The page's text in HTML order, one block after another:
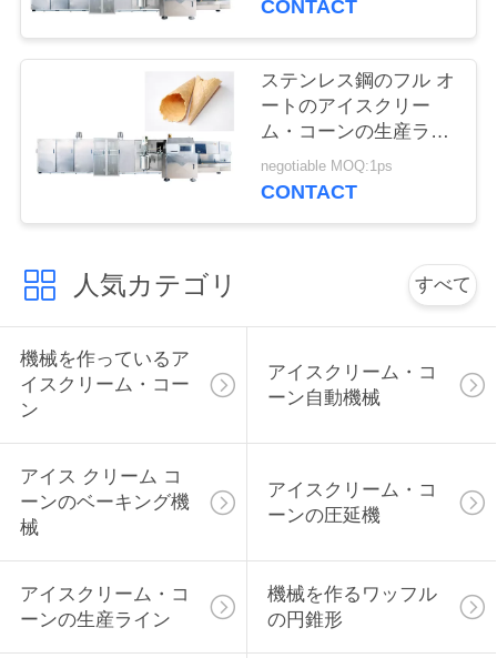
絡
し
引
用
を
要
求
し
て
下
CONTACT
ステンレス鋼のフル オ
ートのアイスクリー
ム・コーンの生産ライ
negotiable MOQ:1ps
CONTACT
人気カテゴリ すべて
機械を作っているア
イスクリーム・コー
ン
アイスクリーム・コ
ーン自動機械
アイス クリーム コ
ーンのベーキング機
械
アイスクリーム・コ
ーンの圧延機
アイスクリーム・コ
ーンの生産ライン
機械を作るワッフル
の円錐形